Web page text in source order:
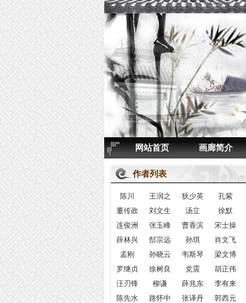
网站首页 画廊简介
作者列表
陈川 王润之 狄少英
孔紫
董传政
刘文生 汤立
徐默
连俊洲
张玉峰 曹香滨
宋士操
薛林兴
郜宗远 孙琪
肖文飞
孟刚
孙晓云 韦斯琴
梁文博
罗继贞
徐树良 党震
胡正伟
汪刃锋
柳谦 薛兆东
李有来
陈先水
路怀中 张译丹
郭西元